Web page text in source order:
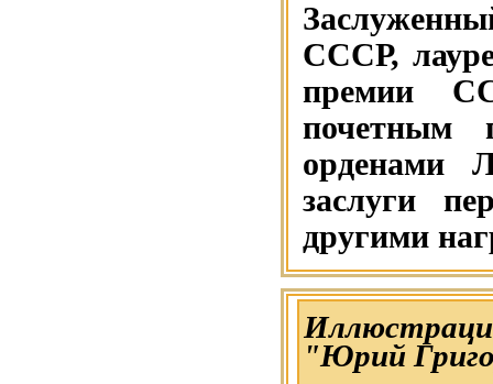
СССР,
премии
почетным
орденами
заслуги
другими
"Юрий